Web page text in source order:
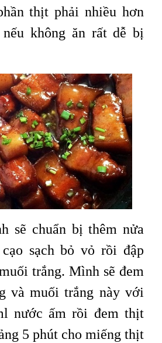
thịt phải nhiều hơn
không ăn rất dễ bị
sẽ chuẩn bị thêm nửa
sạch bỏ vỏ rồi đập
trắng. Mình sẽ đem
và muối trắng này với
nước ấm rồi đem thịt
5 phút cho miếng thịt